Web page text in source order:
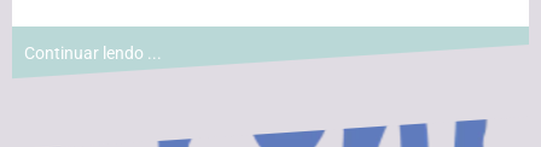
Continuar lendo ...